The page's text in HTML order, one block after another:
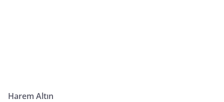
Harem Altın